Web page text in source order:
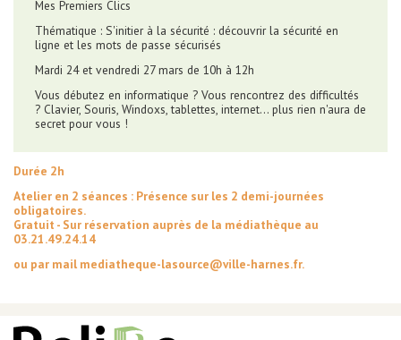
Mes Premiers Clics
Thématique : S'initier à la sécurité : découvrir la sécurité en
ligne et les mots de passe sécurisés
Mardi 24 et vendredi 27 mars de 10h à 12h
Vous débutez en informatique ? Vous rencontrez des difficultés
? Clavier, Souris, Windoxs, tablettes, internet... plus rien n'aura de
secret pour vous !
Durée 2h
Atelier en 2 séances : Présence sur les 2 demi-journées
obligatoires.
Gratuit - Sur réservation auprès de la médiathèque au
03.21.49.24.14
ou par mail mediatheque-lasource@ville-harnes.fr.
AUTRES INFORMATIONS ET MENTIONS LÉGALES